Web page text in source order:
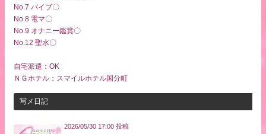
No.7 バイブ〇
No.8 電マ〇
No.9 オナニー鑑賞〇
No.12 聖水〇
自宅派遣：OK
ＮＧホテル：スマイルホテル国分町
写メ日記
2026/05/30 17:00 投稿